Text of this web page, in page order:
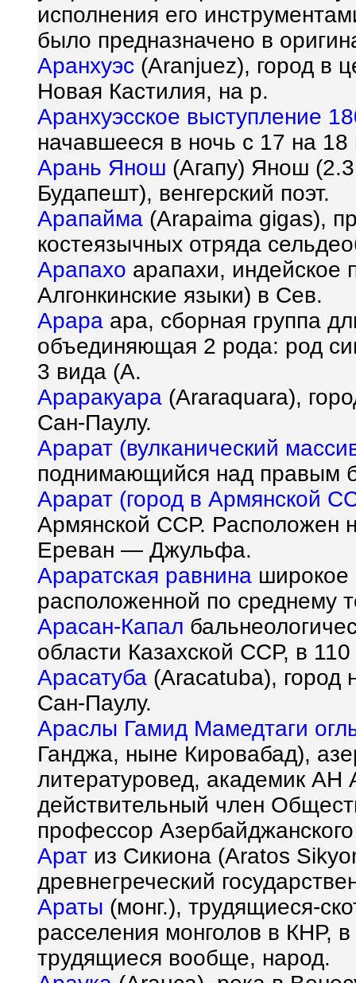
исполнения его
было предназначено в
Аранхуэс (Aranjuez), город в
Новая Кастилия, на р.
Аранхуэсское выступление
начавшееся в ночь с 17 на 18
Арань Янош (Агапу) Янош
Будапешт), венгерский поэт.
Арапайма (Arapaima gigas),
костеязычных отряда
Арапахо арапахи, индейское
Алгонкинские языки) в Сев.
Арара ара, сборная группа
объединяющая 2 рода: род
3 вида (A.
Араракуара (Araraquara),
Сан-Паулу.
Арарат (вулканический
поднимающийся над правым
Арарат (город в Армянской
Армянской ССР. Расположен
Ереван — Джульфа.
Араратская равнина широкое
расположенной по среднему
Арасан-Капал
области Казахской ССР, в
Арасатуба (Aracаtuba), город
Сан-Паулу.
Араслы Гамид Мамедтаги
Ганджа, ныне Кировабад),
литературовед, академик
действительный член
профессор
Арат из Сикиона (Aratos
древнегреческий
Араты (монг.), трудящиеся-
расселения монголов в
трудящиеся вообще, народ.